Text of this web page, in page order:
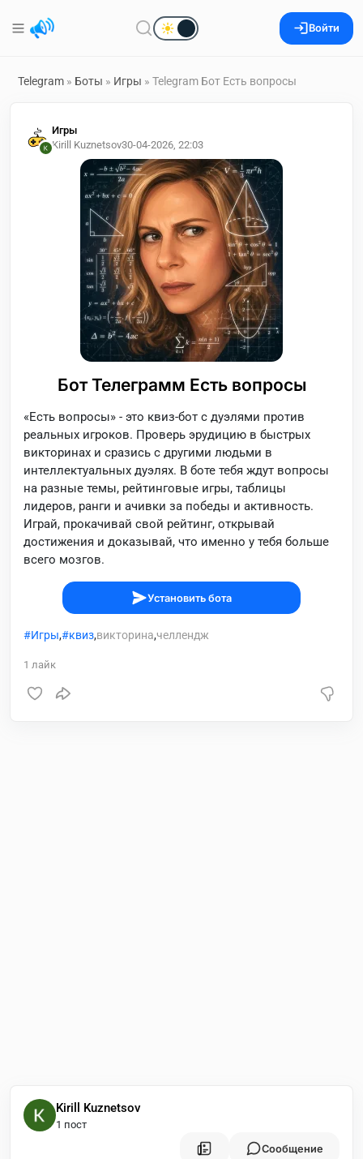
Войти
Telegram » Боты » Игры » Telegram Бот Есть вопросы
Игры
Kirill Kuznetsov30-04-2026, 22:03
Бот Телеграмм Есть вопросы
«Есть вопросы» - это квиз-бот с дуэлями против
реальных игроков. Проверь эрудицию в быстрых
викторинах и сразись с другими людьми в
интеллектуальных дуэлях. В боте тебя ждут вопросы
на разные темы, рейтинговые игры, таблицы
лидеров, ранги и ачивки за победы и активность.
Играй, прокачивай свой рейтинг, открывай
достижения и доказывай, что именно у тебя больше
всего мозгов.
Установить бота
Игры, квиз,викторина,челлендж
1 лайк
Kirill Kuznetsov
1 пост
Сообщение